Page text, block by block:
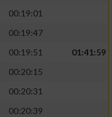
00:19:01
00:19:47
00:19:51
01:41:59
00:20:15
00:20:31
00:20:39